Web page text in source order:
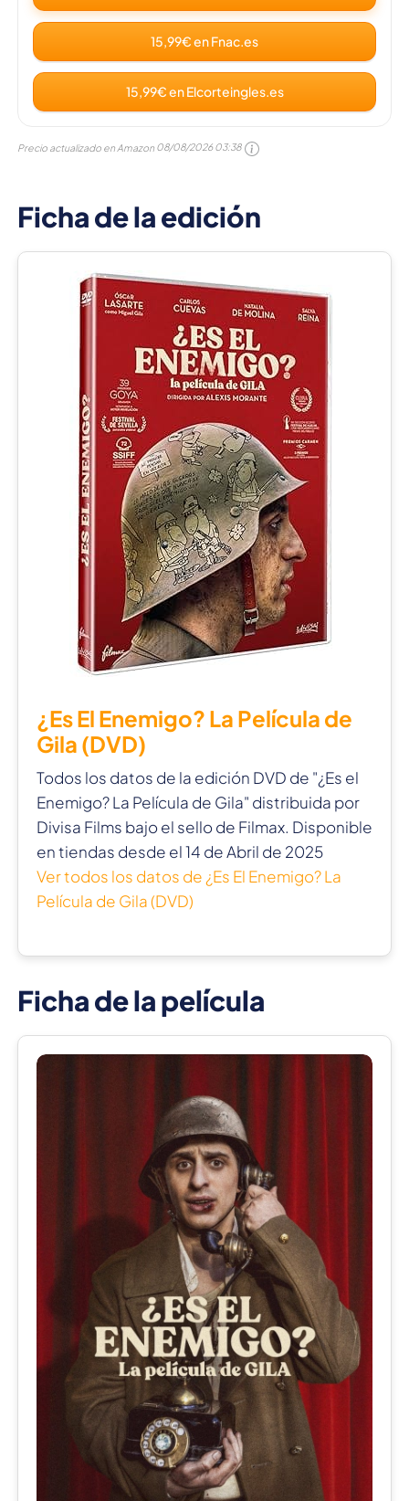
15,99€ en Fnac.es
15,99€ en Elcorteingles.es
Precio actualizado en Amazon 08/08/2026 03:38
Ficha de la edición
¿Es El Enemigo? La Película de
Gila (DVD)
Todos los datos de la edición DVD de "¿Es el
Enemigo? La Película de Gila" distribuida por
Divisa Films bajo el sello de Filmax. Disponible
en tiendas desde el 14 de Abril de 2025
Ver todos los datos de ¿Es El Enemigo? La
Película de Gila (DVD)
Ficha de la película